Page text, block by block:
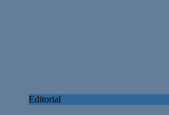
Editorial